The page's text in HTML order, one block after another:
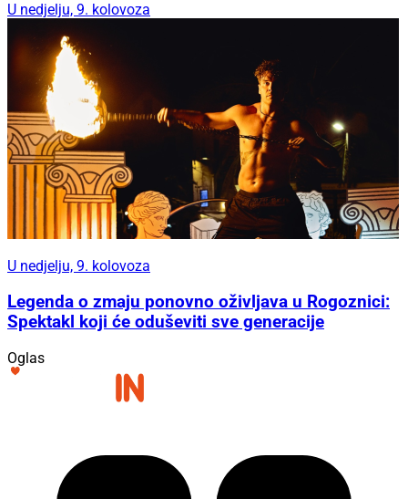
U nedjelju, 9. kolovoza
U nedjelju, 9. kolovoza
Legenda o zmaju ponovno oživljava u Rogoznici:
Spektakl koji će oduševiti sve generacije
Oglas